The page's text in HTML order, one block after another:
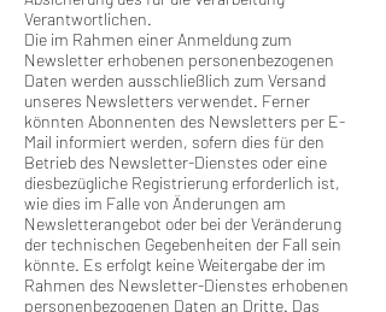
Verantwortlichen.
Die im Rahmen einer Anmeldung zum
Newsletter erhobenen personenbezogenen
Daten werden ausschließlich zum Versand
unseres Newsletters verwendet. Ferner
könnten Abonnenten des Newsletters per E-
Mail informiert werden, sofern dies für den
Betrieb des Newsletter-Dienstes oder eine
diesbezügliche Registrierung erforderlich ist,
wie dies im Falle von Änderungen am
Newsletterangebot oder bei der Veränderung
der technischen Gegebenheiten der Fall sein
könnte. Es erfolgt keine Weitergabe der im
Rahmen des Newsletter-Dienstes erhobenen
personenbezogenen Daten an Dritte. Das